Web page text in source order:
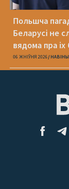
Польшча
Беларусі не
вядома пра іх
06 ЖНІЎНЯ 2026 НАВІНЫ